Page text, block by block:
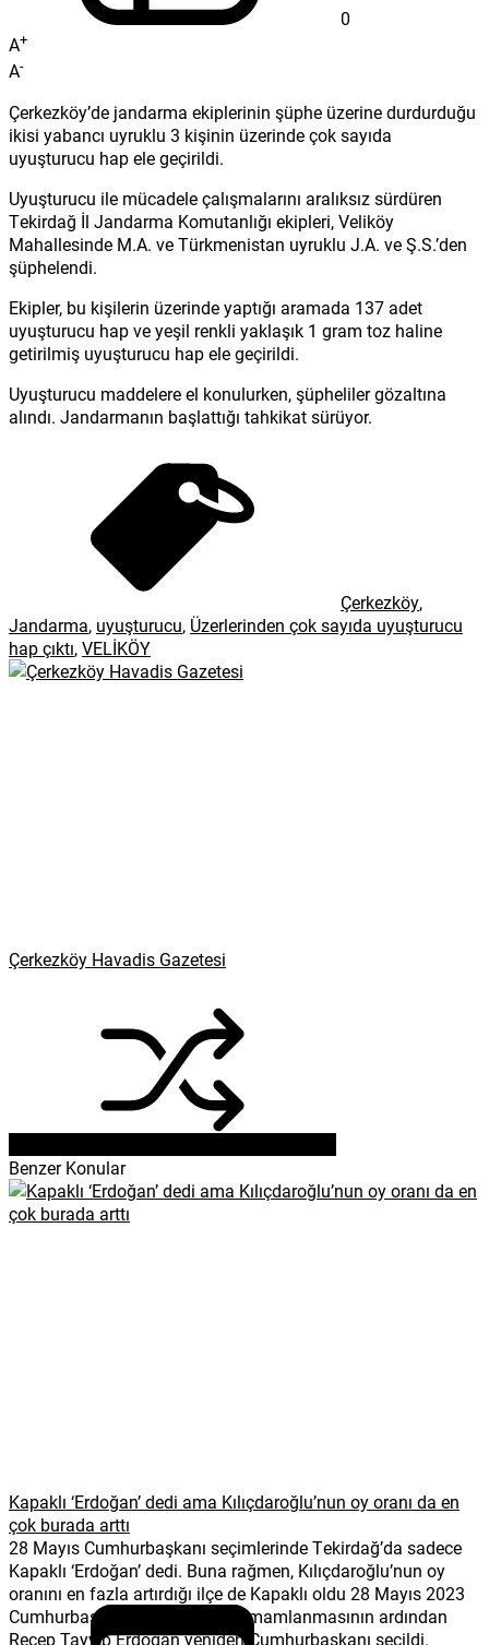
0
A+
A-
Çerkezköy’de jandarma ekiplerinin şüphe üzerine durdurduğu
ikisi yabancı uyruklu 3 kişinin üzerinde çok sayıda
uyuşturucu hap ele geçirildi.
Uyuşturucu ile mücadele çalışmalarını aralıksız sürdüren
Tekirdağ İl Jandarma Komutanlığı ekipleri, Veliköy
Mahallesinde M.A. ve Türkmenistan uyruklu J.A. ve Ş.S.’den
şüphelendi.
Ekipler, bu kişilerin üzerinde yaptığı aramada 137 adet
uyuşturucu hap ve yeşil renkli yaklaşık 1 gram toz haline
getirilmiş uyuşturucu hap ele geçirildi.
Uyuşturucu maddelere el konulurken, şüpheliler gözaltına
alındı. Jandarmanın başlattığı tahkikat sürüyor.
Çerkezköy,
Jandarma, uyuşturucu, Üzerlerinden çok sayıda uyuşturucu
hap çıktı,VELİKÖY
Çerkezköy Havadis Gazetesi
Benzer Konular
Kapaklı ‘Erdoğan’ dedi ama Kılıçdaroğlu’nun oy oranı da en
çok burada arttı
28 Mayıs Cumhurbaşkanı seçimlerinde Tekirdağ’da sadece
Kapaklı ‘Erdoğan’ dedi. Buna rağmen, Kılıçdaroğlu’nun oy
oranını en fazla artırdığı ilçe de Kapaklı oldu 28 Mayıs 2023
Cumhurbaşkanı seçimlerinin tamamlanmasının ardından
Recep Tayyip Erdoğan yeniden Cumhurbaşkanı seçildi.